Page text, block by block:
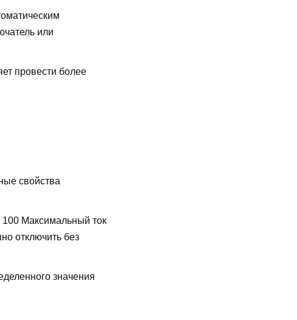
или
провести более
свойства
100 Максимальный ток
отключить без
значения